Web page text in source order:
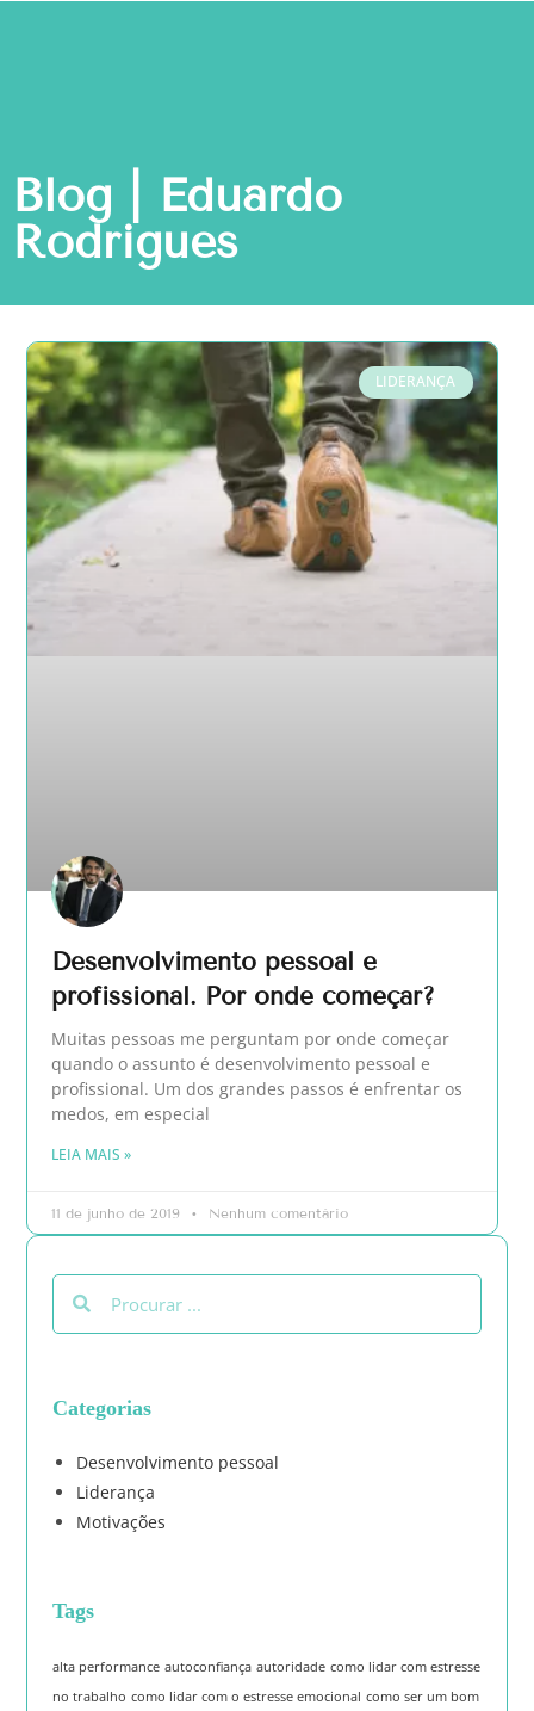
Blog | Eduardo
Rodrigues
LIDERANÇA
Desenvolvimento pessoal e
profissional. Por onde começar?
Muitas pessoas me perguntam por onde começar
quando o assunto é desenvolvimento pessoal e
profissional. Um dos grandes passos é enfrentar os
medos, em especial
LEIA MAIS »
11 de junho de 2019 Nenhum comentário
Categorias
Desenvolvimento pessoal
Liderança
Motivações
Tags
alta performance autoconfiança autoridade como lidar com estresse
no trabalho como lidar com o estresse emocional como ser um bom